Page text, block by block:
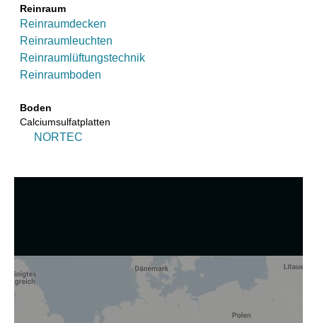
Reinraum
Reinraumdecken
Reinraumleuchten
Reinraumlüftungstechnik
Reinraumboden
Boden
Calciumsulfatplatten
NORTEC
Wir nutzen Cookies und andere Technologien.
Diese Website nutzt Cookies und vergleichbare Funktionen